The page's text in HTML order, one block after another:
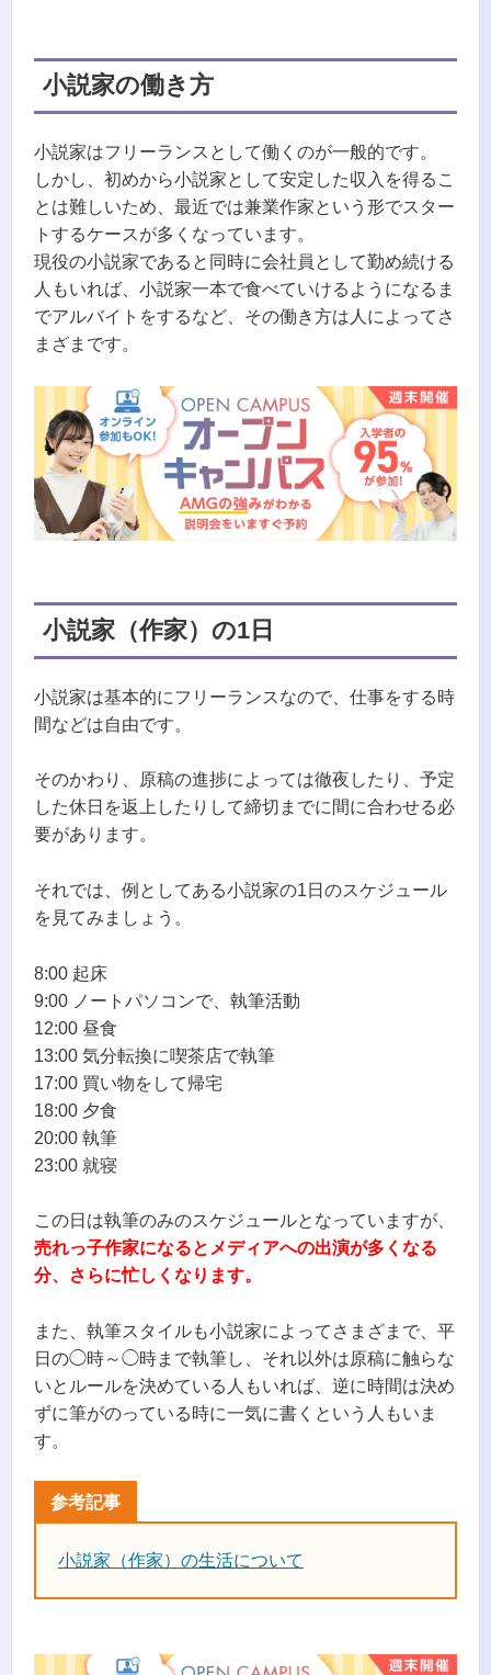
小説家の働き方
小説家はフリーランスとして働くのが一般的です。
しかし、初めから小説家として安定した収入を得るこ
とは難しいため、最近では兼業作家という形でスター
トするケースが多くなっています。
現役の小説家であると同時に会社員として勤め続ける
人もいれば、小説家一本で食べていけるようになるま
でアルバイトをするなど、その働き方は人によってさ
まざまです。
小説家（作家）の1日
小説家は基本的にフリーランスなので、仕事をする時
間などは自由です。
そのかわり、原稿の進捗によっては徹夜したり、予定
した休日を返上したりして締切までに間に合わせる必
要があります。
それでは、例としてある小説家の1日のスケジュール
を見てみましょう。
8:00 起床
9:00 ノートパソコンで、執筆活動
12:00 昼食
13:00 気分転換に喫茶店で執筆
17:00 買い物をして帰宅
18:00 夕食
20:00 執筆
23:00 就寝
この日は執筆のみのスケジュールとなっていますが、
売れっ子作家になるとメディアへの出演が多くなる
分、さらに忙しくなります。
また、執筆スタイルも小説家によってさまざまで、平
日の◯時～◯時まで執筆し、それ以外は原稿に触らな
いとルールを決めている人もいれば、逆に時間は決め
ずに筆がのっている時に一気に書くという人もいま
す。
小説家（作家）の生活について